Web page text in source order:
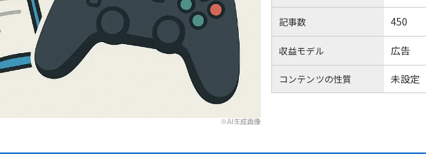
※AI生成画像
記事数 450
収益モデル 広告
コンテンツの性質 未設定